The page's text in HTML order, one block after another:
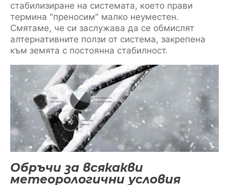
стабилизиране на системата, което прави
термина "преносим" малко неуместен.
Смятаме, че си заслужава да се обмислят
алтернативните ползи от система, закрепена
към земята с постоянна стабилност.
Обръчи за всякакви
метеорологични условия